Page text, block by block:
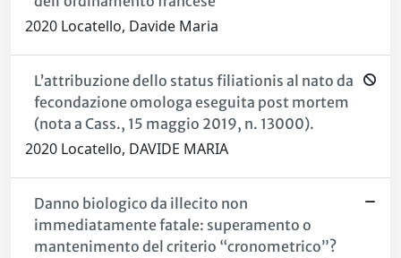
2020 Locatello, Davide Maria
L’attribuzione dello status filiationis al nato da
fecondazione omologa eseguita post mortem
(nota a Cass., 15 maggio 2019, n. 13000).
2020 Locatello, DAVIDE MARIA
Danno biologico da illecito non
immediatamente fatale: superamento o
mantenimento del criterio “cronometrico”?